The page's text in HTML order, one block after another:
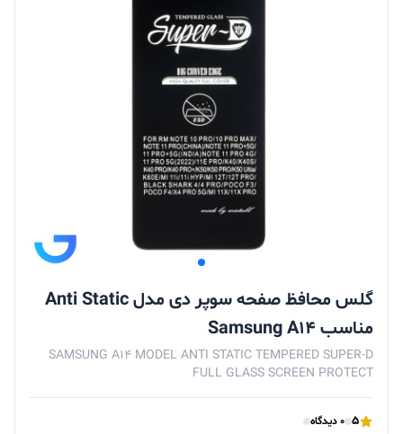
گلس محافظ صفحه سوپر دی مدل Anti Static
مناسب Samsung A14
SAMSUNG A14 MODEL ANTI STATIC TEMPERED SUPER-D
FULL GLASS SCREEN PROTECT
5 0 دیدگاه